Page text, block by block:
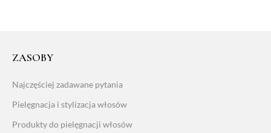
ZASOBY
Najczęściej zadawane pytania
Pielęgnacja i stylizacja włosów
Produkty do pielęgnacji włosów